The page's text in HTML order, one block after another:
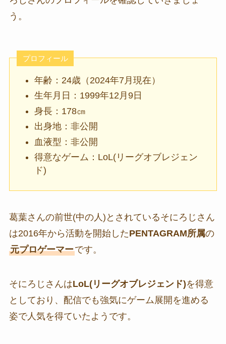
う。
プロフィール
年齢：24歳（2024年7月現在）
生年月日：1999年12月9日
身長：178㎝
出身地：非公開
血液型：非公開
得意なゲーム：LoL(リーグオブレジェン
ド)
葛葉さんの前世(中の人)とされているそにろじさん
は2016年から活動を開始したPENTAGRAM所属の
元プロゲーマーです。
そにろじさんはLoL(リーグオブレジェンド)を得意
としており、配信でも強気にゲーム展開を進める
姿で人気を得ていたようです。